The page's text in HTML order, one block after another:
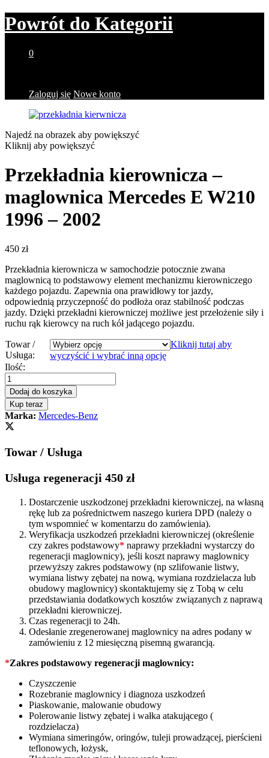
Powrót do Kategorii
0
Zaloguj się Nowe konto
Najedź na obrazek aby powiększyć
Kliknij aby powiększyć
Przekładnia kierownicza –
maglownica Mercedes E W210
1996 – 2002
450 zł
Przekładnia kierownicza w samochodzie potocznie zwana
maglownicą to podstawowy element mechanizmu kierowniczego
każdego pojazdu. Zapewnia ona prawidłowy tor jazdy,
odpowiednią przyczepność do podłoża oraz stabilność podczas
jazdy. Dzięki przekładni kierowniczej możliwe jest przełożenie siły i
ruchu rąk kierowcy na ruch kół jadącego pojazdu.
Towar /
Usługa:
Kliknij tutaj aby
wyczyścić i wybrać inną opcję
Przekładnia
kierownicza
-
maglownica
Mercedes
E
W210
-
quantity
Ilość:
Dodaj do koszyka
Kup teraz
Marka: Mercedes-Benz
Towar / Usługa
Usługa regeneracji 450 zł
Dostarczenie uszkodzonej przekładni kierowniczej, na własną
rękę lub za pośrednictwem naszego kuriera DPD (należy o
tym wspomnieć w komentarzu do zamówienia).
Weryfikacja uszkodzeń przekładni kierowniczej (określenie
czy zakres podstawowy* naprawy przekładni wystarczy do
regeneracji maglownicy), jeśli koszt naprawy maglownicy
przewyższy zakres podstawowy (np szlifowanie listwy,
wymiana listwy zębatej na nową, wymiana rozdzielacza lub
obudowy maglownicy) skontaktujemy się z Tobą w celu
przedstawiania dodatkowych kosztów związanych z naprawą
przekładni kierowniczej.
Czas regeneracji to 24h.
Odesłanie zregenerowanej maglownicy na adres podany w
zamówieniu z 12 miesięczną pisemną gwarancją.
*Zakres podstawowy regeneracji maglownicy:
Czyszczenie
Rozebranie maglownicy i diagnoza uszkodzeń
Piaskowanie, malowanie obudowy
Polerowanie listwy zębatej i wałka atakującego (
rozdzielacza)
Wymiana simeringów, oringów, tuleji prowadzącej, pierścieni
teflonowych, łożysk,